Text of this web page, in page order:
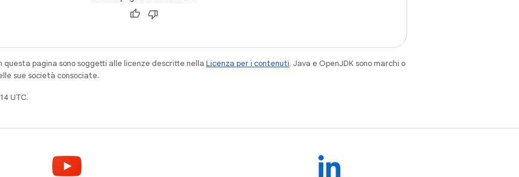
questa pagina sono soggetti alle licenze descritte nella Licenza per i contenuti. Java e OpenJDK sono marchi o
sue società consociate.
UTC.